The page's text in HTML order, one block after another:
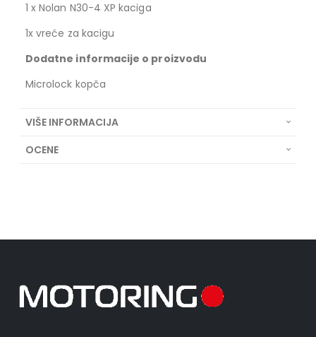
1 x Nolan N30-4 XP kaciga
1x vreće za kacigu
Dodatne informacije o proizvodu
Microlock kopča
VIŠE INFORMACIJA
OCENE